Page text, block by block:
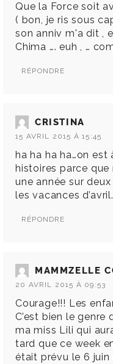
Que la Force soit
( bon, je ris sous
son anniv m'a dit ,
Chima …. euh , …
RÉPONDRE
CRISTINA
15 AVRIL 2015 À 15:45
ha ha ha ha…on
histoires parce
une année sur
les vacances
RÉPONDRE
MAMMZELLE
20 AVRIL 2015 À 09:53
Courage!!! Les
C’est bien le
ma miss Lili qui
tard que ce week
était prévu le 6 juin